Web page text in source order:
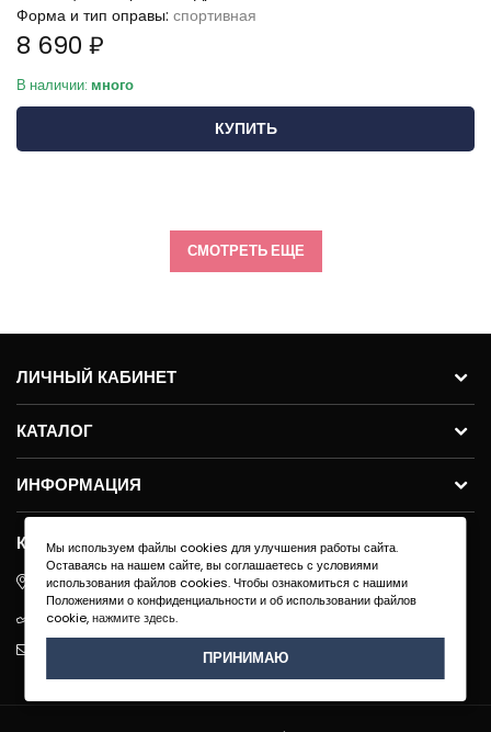
Форма и тип оправы: спортивная
8 690 ₽
В наличии: много
КУПИТЬ
СМОТРЕТЬ ЕЩЕ
ЛИЧНЫЙ КАБИНЕТ
КАТАЛОГ
ИНФОРМАЦИЯ
КОНТАКТЫ
ул.Молодогвардейская 59с11, 121351, г. Москва
+7 495 640 91-40
Мы используем файлы cookies для улучшения работы сайта.
Оставаясь на нашем сайте, вы соглашаетесь с условиями
использования файлов cookies. Чтобы ознакомиться с нашими
Положениями о конфиденциальности и об использовании файлов
cookie,нажмите здесь.
ПРИНИМАЮ